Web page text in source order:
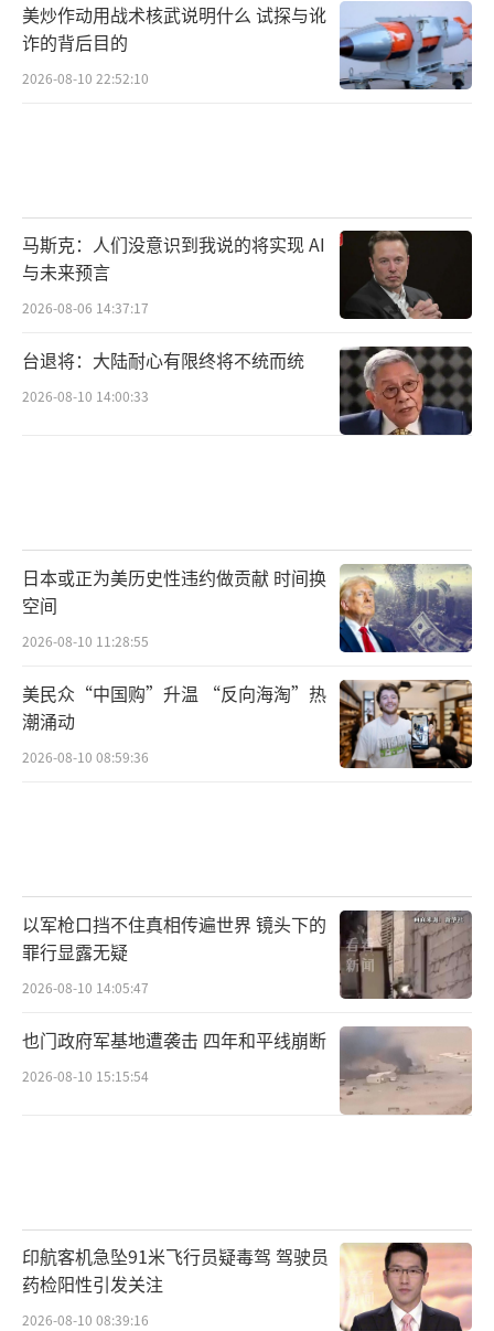
美炒作动用战术核武说明什么 试探与讹
诈的背后目的
2026-08-10 22:52:10
马斯克：人们没意识到我说的将实现 AI
与未来预言
2026-08-06 14:37:17
台退将：大陆耐心有限终将不统而统
2026-08-10 14:00:33
日本或正为美历史性违约做贡献 时间换
空间
2026-08-10 11:28:55
美民众“中国购”升温 “反向海淘”热
潮涌动
2026-08-10 08:59:36
以军枪口挡不住真相传遍世界 镜头下的
罪行显露无疑
2026-08-10 14:05:47
也门政府军基地遭袭击 四年和平线崩断
2026-08-10 15:15:54
印航客机急坠91米飞行员疑毒驾 驾驶员
药检阳性引发关注
2026-08-10 08:39:16